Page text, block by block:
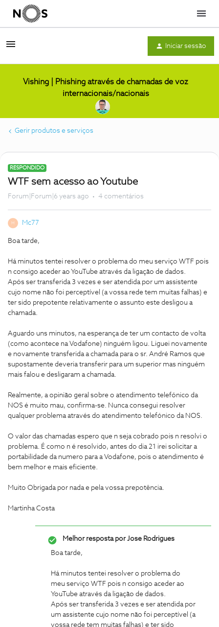
Menu
Iniciar sessão
Vishing | Phishing através de chamadas de voz
internacionais/nacionais
Gerir produtos e serviços
RESPONDIDO
WTF sem acesso ao Youtube
Forum|Forum|6 years ago 4 comentários
M Mc77
Boa tarde,
Há minutos tentei resolver o problema do meu serviço WTF pois
n consigo aceder ao YouTube através da ligação de dados.
Após ser transferida 3 vezes e ser atendida por um assistente
cujo nome não foi perceptível (a vossa rede tem muitas falhas) e
ter sido prepotente relativamente o assunto este desligou a
chamada.
Aguardo uns minutos, na esperança de ter um contacto de volta
(como acontece na Vodafone) ninguém ligou. Liguei novamente
e novamente transferida a chamada para o sr. André Ramos que
supostamente deveria transferir para um superior mas ninguém
mais falou e desligaram a chamada.
Realmente, a opinião geral sobre o atendimento telefónico da
NOS é muito mau, confirma-se. Nunca consegui resolver
qualquer problema através do atendimento telefónico da NOS.
O valor das chamadas espero que n seja cobrado pois n resolvi o
problema. É como n é resolvido, antes do dia 21 irei solicitar a
portabilidade da numero para a Vodafone, pois o atendimento é
bem melhor e mais eficiente.
Muito Obrigada por nada e pela vossa prepotência.
Martinha Costa
Melhor resposta porJose Rodrigues
Boa tarde,
Há minutos tentei resolver o problema do
meu serviço WTF pois n consigo aceder ao
YouTube através da ligação de dados.
Após ser transferida 3 vezes e ser atendida por
um assistente cujo nome não foi perceptível (a
vossa rede tem muitas falhas) e ter sido